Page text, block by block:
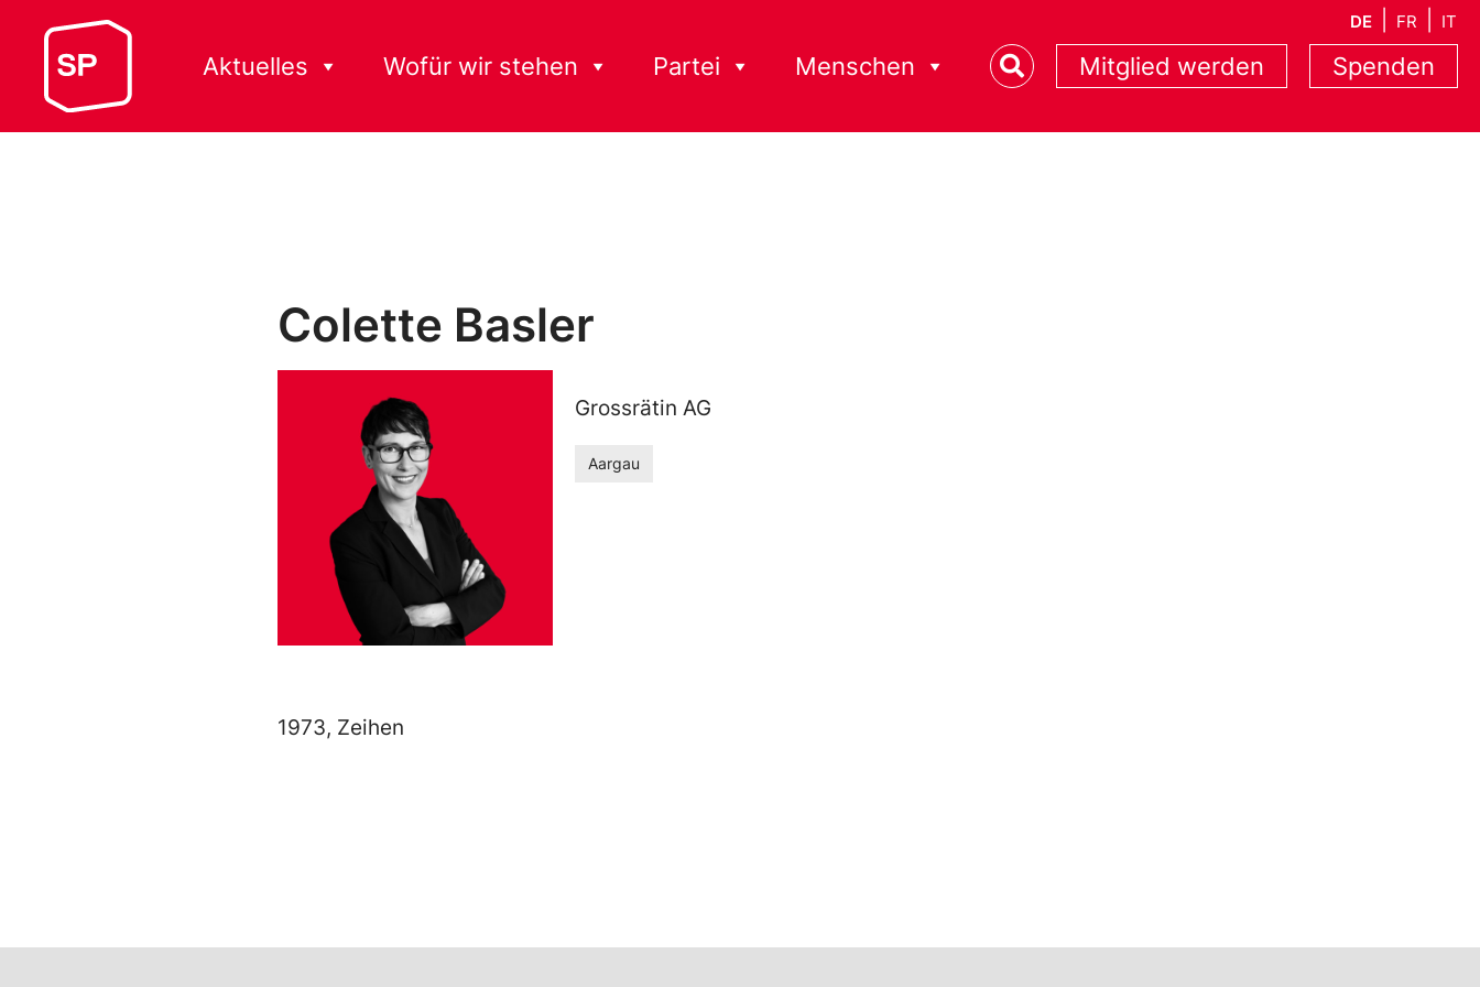
DE FR IT
Aktuelles Wofür wir stehen Partei Menschen Mitglied werden Spenden
Colette Basler
Grossrätin AG
Aargau
1973, Zeihen